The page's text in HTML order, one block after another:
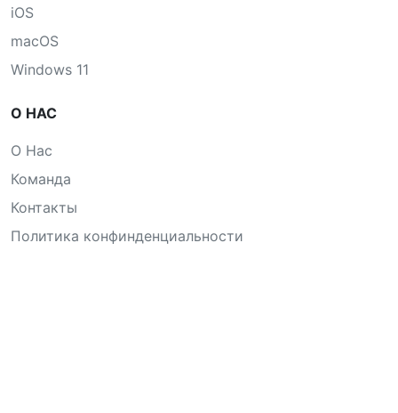
iOS
macOS
Windows 11
О НАС
О Нас
Команда
Контакты
Политика конфинденциальности